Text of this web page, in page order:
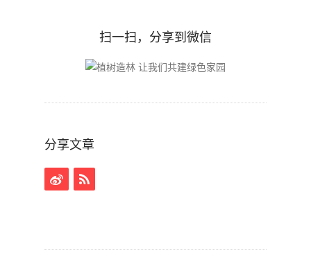
扫一扫，分享到微信
分享文章